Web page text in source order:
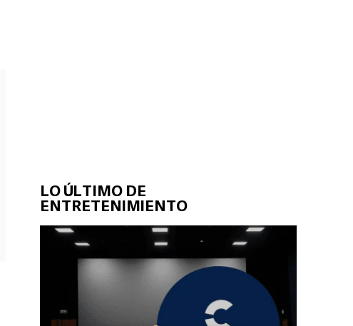
LO ÚLTIMO DE
ENTRETENIMIENTO